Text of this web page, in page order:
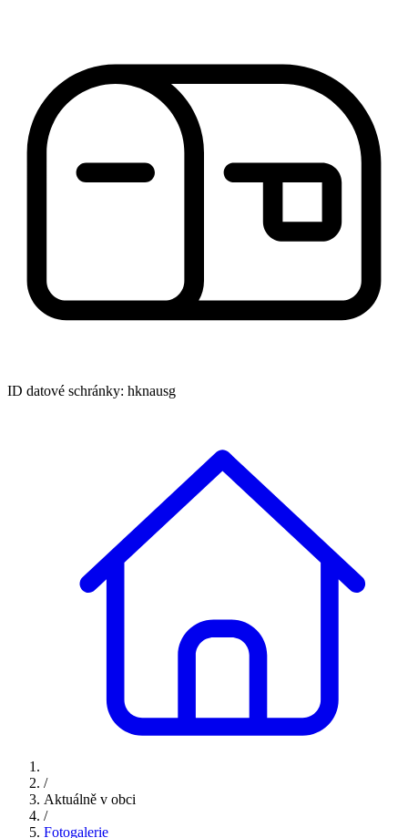
ID datové schránky: hknausg
/
Aktuálně v obci
/
Fotogalerie